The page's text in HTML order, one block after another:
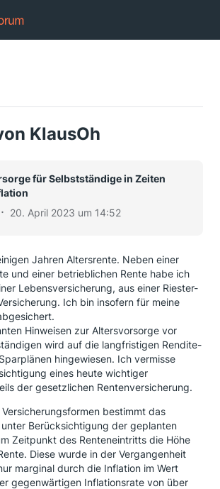
KlausOh
für Selbstständige in Zeiten
20. April 2023 um 14:52
Jahren Altersrente. Neben einer
und einer betrieblichen Rente habe ich
Lebensversicherung, aus einer Riester-
Ich bin insofern für meine
Hinweisen zur Altersvorsorge vor
wird auf die langfristigen Rendite-
hingewiesen. Ich vermisse
eines heute wichtiger
der gesetzlichen Rentenversicherung.
bestimmt das
Berücksichtigung der geplanten
Zeitpunkt des Renteneintritts die Höhe
Diese wurde in der Vergangenheit
marginal durch die Inflation im Wert
gegenwärtigen Inflationsrate von über